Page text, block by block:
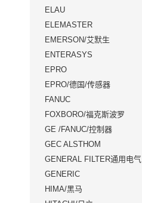
ELAU
ELEMASTER
EMERSON/艾默生
ENTERASYS
EPRO
EPRO/德国/传感器
FANUC
FOXBORO/福克斯波罗
GE /FANUC/控制器
GEC ALSTHOM
GENERAL FILTER通用电气
GENERIC
HIMA/黑马